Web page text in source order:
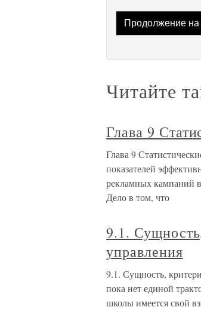
Продолжение на
Читайте
Глава 9
Глава 9
показателей
рекламных кампаний
Дело в том, что
9.1.
управления
9.1. Сущность,
пока нет единой
школы имеется свой